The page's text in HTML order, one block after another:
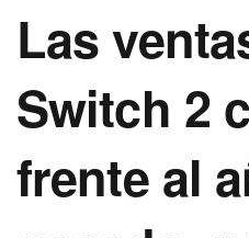
Las
Switch 2
frente al